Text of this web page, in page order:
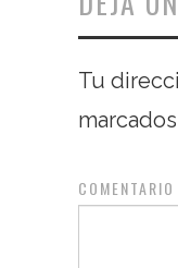
Tu
COMENTARIO